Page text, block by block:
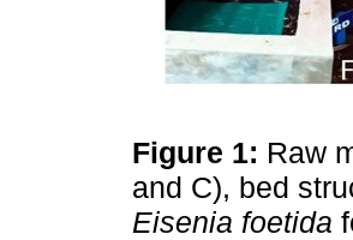
Figure 1: Raw
and C), bed
Eisenia foetida